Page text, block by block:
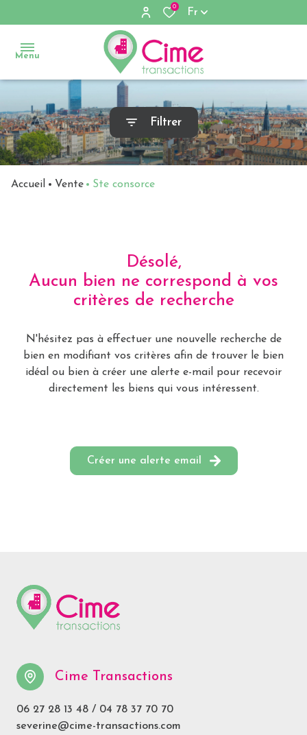
0
Fr
Menu
Accueil
Ventes
Locations
agence
e-
mail
Biens
Contact
Filtrer
Accueil Vente Ste consorce
Désolé,
Aucun bien ne correspond à vos
critères de recherche
N'hésitez pas à effectuer une nouvelle recherche de
bien en modifiant vos critères afin de trouver le bien
idéal ou bien à créer une alerte e-mail pour recevoir
directement les biens qui vous intéressent.
Créer une alerte email
Cime Transactions
06 27 28 13 48 / 04 78 37 70 70
severine@cime-transactions.com